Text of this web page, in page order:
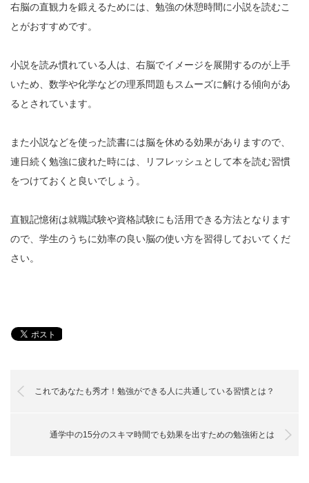
右脳の直観力を鍛えるためには、勉強の休憩時間に小説を読むこ
とがおすすめです。
小説を読み慣れている人は、右脳でイメージを展開するのが上手
いため、数学や化学などの理系問題もスムーズに解ける傾向があ
るとされています。
また小説などを使った読書には脳を休める効果がありますので、
連日続く勉強に疲れた時には、リフレッシュとして本を読む習慣
をつけておくと良いでしょう。
直観記憶術は就職試験や資格試験にも活用できる方法となります
ので、学生のうちに効率の良い脳の使い方を習得しておいてくだ
さい。
これであなたも秀才！勉強ができる人に共通している習慣とは？
通学中の15分のスキマ時間でも効果を出すための勉強術とは